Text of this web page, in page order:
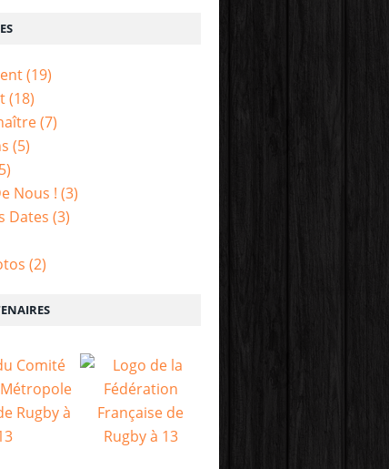
(19)
(18)
(7)
(5)
Nous ! (3)
Dates (3)
(2)